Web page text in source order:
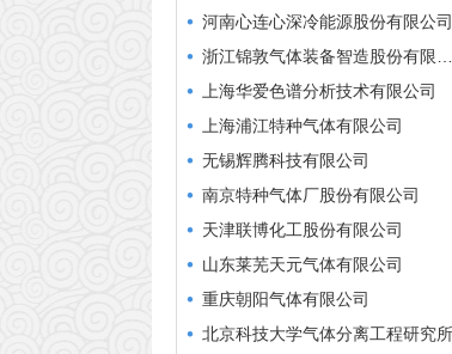
浙江锦敦气体装备智造股份有限公司
上海华爱色谱分析技术有限公司
上海浦江特种气体有限公司
无锡辉腾科技有限公司
南京特种气体厂股份有限公司
天津联博化工股份有限公司
山东莱芜天元气体有限公司
重庆朝阳气体有限公司
北京科技大学气体分离工程研究所
江苏省气体工业协会